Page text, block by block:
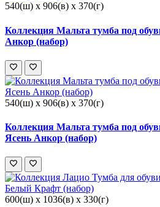
540(ш) x 906(в) x 370(г)
Коллекция Мальта тумба под
Анкор (набор)
540(ш) x 906(в) x 370(г)
Коллекция Мальта тумба под
Ясень Анкор (набор)
600(ш) x 1036(в) x 330(г)